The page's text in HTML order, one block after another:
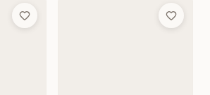
Add to Wish List Add to